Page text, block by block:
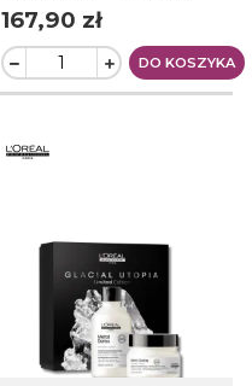
167,90 zł
DO KOSZYKA